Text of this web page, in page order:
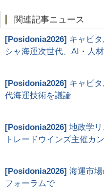
関連記事ニュース
[Posidonia2026] キャピ
シャ海運次世代、AI・人
[Posidonia2026] キャピ
代海運技術を議論
[Posidonia2026] 地政学リ
トレードウインズ主催カ
[Posidonia2026] 海運市
フォーラムで